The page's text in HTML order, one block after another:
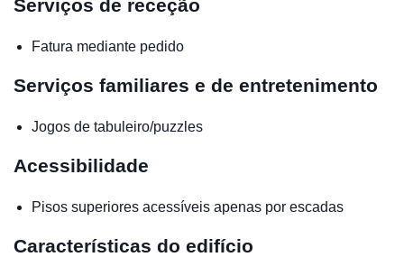
Serviços de receção
Fatura mediante pedido
Serviços familiares e de entretenimento
Jogos de tabuleiro/puzzles
Acessibilidade
Pisos superiores acessíveis apenas por escadas
Características do edifício